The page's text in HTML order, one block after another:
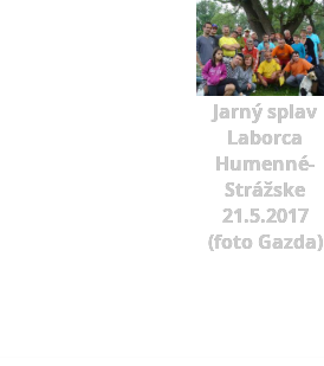
Jarný splav
Laborca
Humenné-
Strážske
21.5.2017
(foto Gazda)